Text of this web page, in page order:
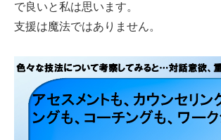
で良いと私は思います。
支援は魔法ではありません。